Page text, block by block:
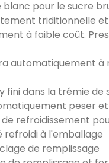
blanc pour le sucre
triditionnelle
à faible coût.
automatiquement à
fini dans la trémie
peser
refroidissement
refroidi à l'emballage
de remplissage